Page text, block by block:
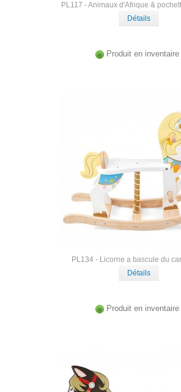
PL117 - Animaux d'Afrique &
Détails
Produit en inventaire
PL134 - Licorne a bascule du
Détails
Produit en inventaire